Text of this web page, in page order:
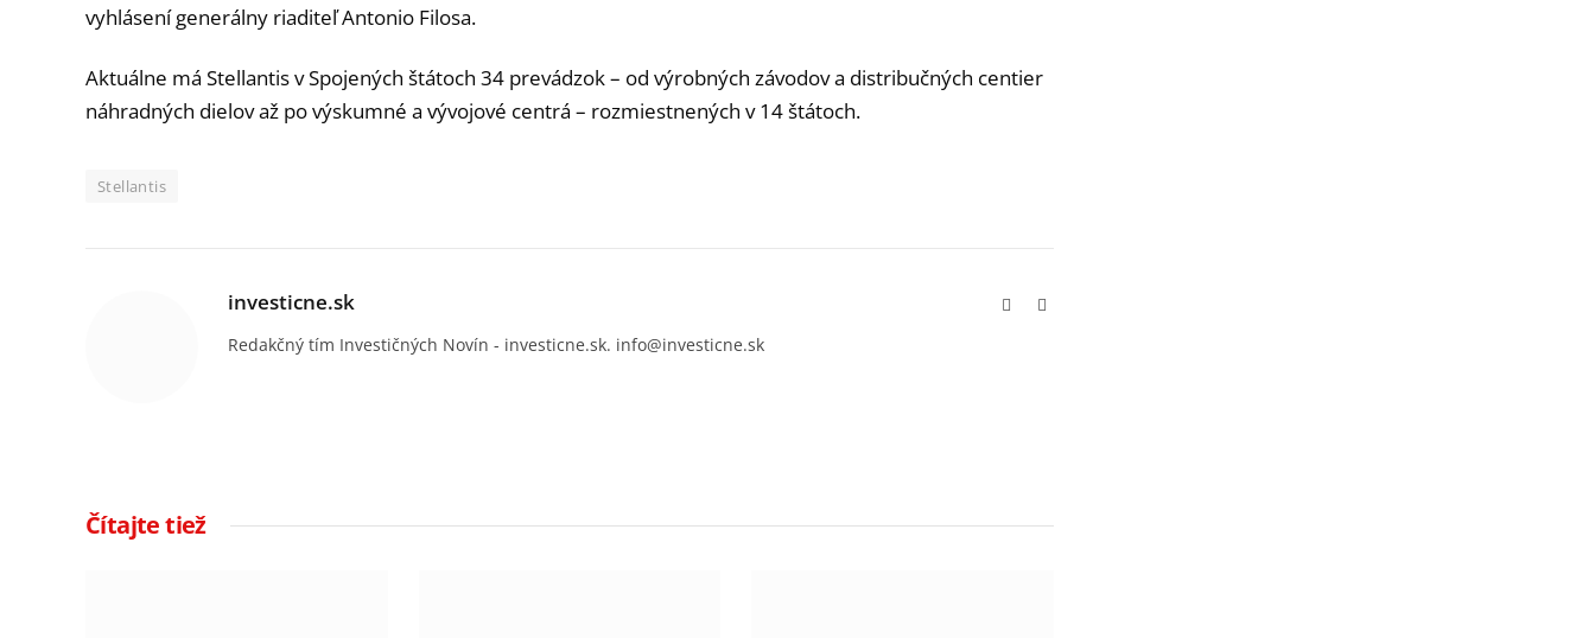
vyhlásení generálny riaditeľ Antonio Filosa.
Aktuálne má Stellantis v Spojených štátoch 34 prevádzok – od výrobných závodov a distribučných centier
náhradných dielov až po výskumné a vývojové centrá – rozmiestnených v 14 štátoch.
Stellantis
investicne.sk Facebook
Redakčný tím Investičných Novín - investicne.sk. info@investicne.sk
Čítajte tiež